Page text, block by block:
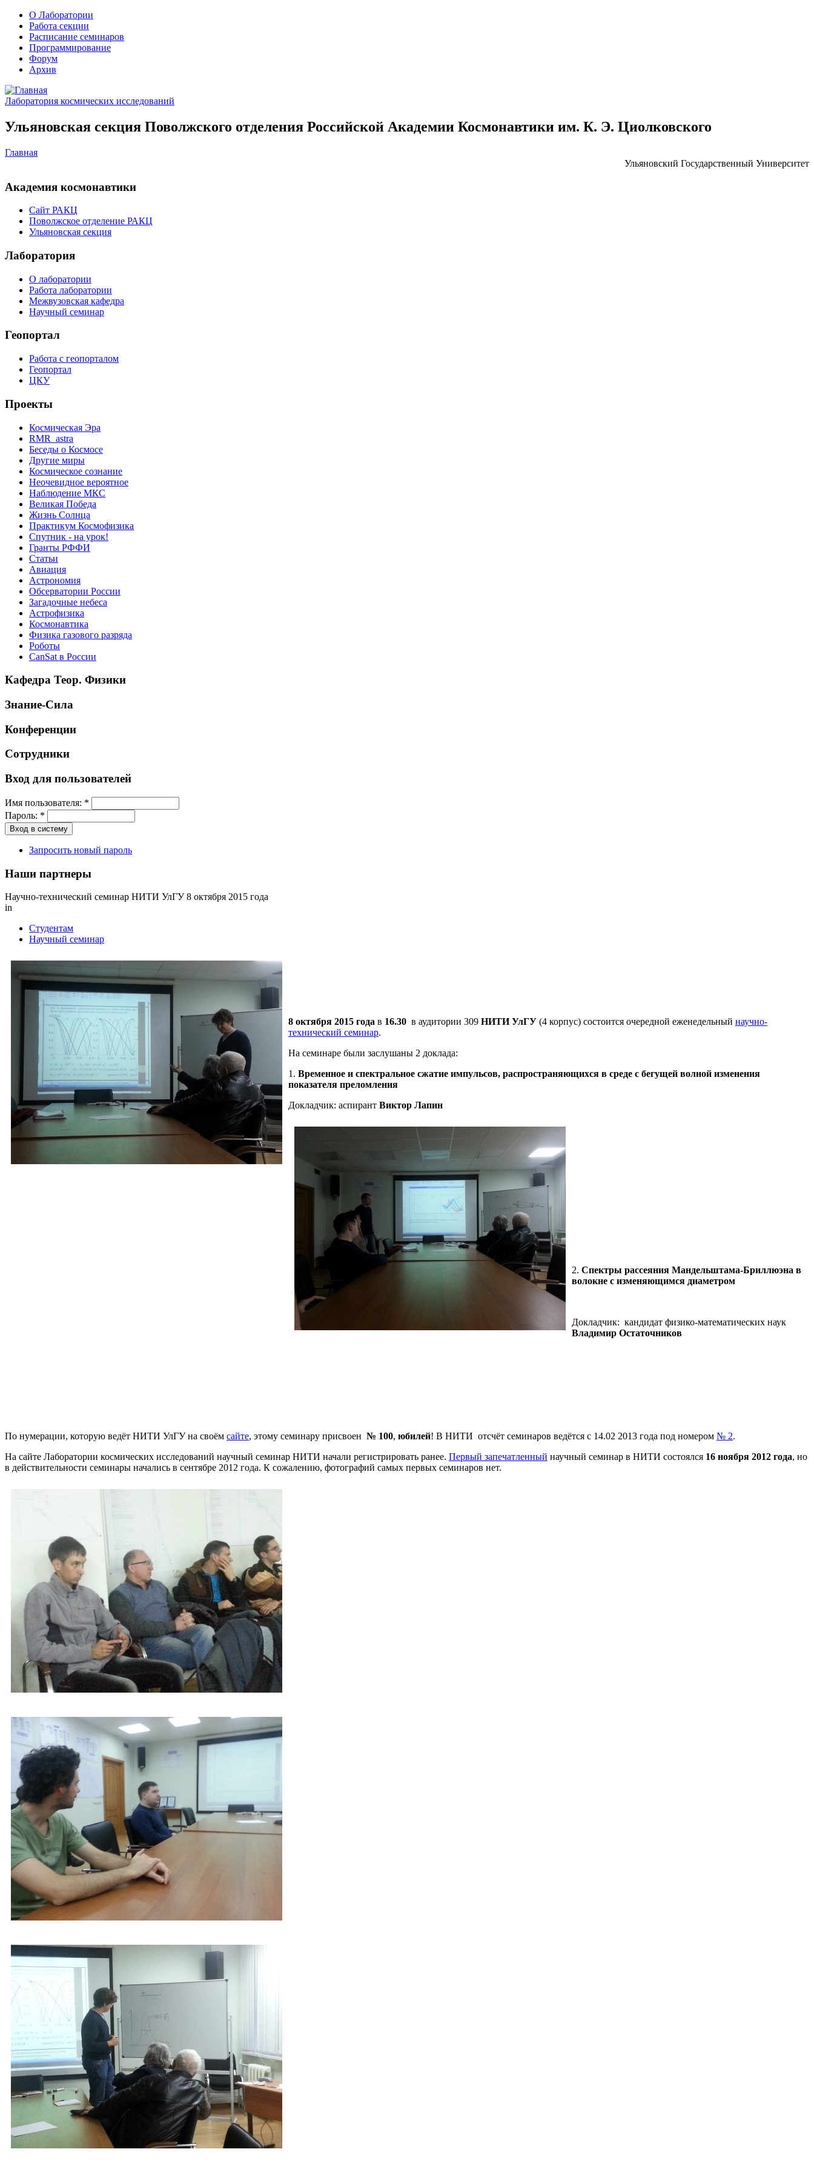
О Лаборатории
Работа секции
Расписание семинаров
Программирование
Форум
Архив
Лаборатория космических исследований
Ульяновская секция Поволжского отделения Российской Академии Космонавтики им. К. Э. Циолковского
Главная
Ульяновский Государственный Университет
Академия космонавтики
Сайт РАКЦ
Поволжское отделение РАКЦ
Ульяновская секция
Лаборатория
О лаборатории
Работа лаборатории
Межвузовская кафедра
Научный семинар
Геопортал
Работа с геопорталом
Геопортал
ЦКУ
Проекты
Космическая Эра
RMR_astra
Беседы о Космосе
Другие миры
Космическое сознание
Неочевидное вероятное
Наблюдение МКС
Великая Победа
Жизнь Солнца
Практикум Космофизика
Спутник - на урок!
Гранты РФФИ
Статьи
Авиация
Астрономия
Обсерватории России
Загадочные небеса
Астрофизика
Космонавтика
Физика газового разряда
Роботы
CanSat в России
Кафедра Теор. Физики
Знание-Сила
Конференции
Сотрудники
Вход для пользователей
Имя пользователя: *
Пароль: *
Запросить новый пароль
Наши партнеры
Научно-технический семинар НИТИ УлГУ 8 октября 2015 года
in
Студентам
Научный семинар
8 октября 2015 года в 16.30 в аудитории 309 НИТИ УлГУ (4 корпус) состоится очередной еженедельный научно-
технический семинар.
На семинаре были заслушаны 2 доклада:
1. Временное и спектральное сжатие импульсов, распространяющихся в среде с бегущей волной изменения
показателя преломления
Докладчик: аспирант Виктор Лапин
2. Спектры рассеяния Мандельштама-Бриллюэна в
волокне с изменяющимся диаметром
Докладчик: кандидат физико-математических наук
Владимир Остаточников
По нумерации, которую ведёт НИТИ УлГУ на своём сайте, этому семинару присвоен № 100, юбилей! В НИТИ отсчёт семинаров ведётся с 14.02 2013 года под номером № 2.
На сайте Лаборатории космических исследований научный семинар НИТИ начали регистрировать ранее. Первый запечатленный научный семинар в НИТИ состоялся 16 ноября 2012 года, но
в действительности семинары начались в сентябре 2012 года. К сожалению, фотографий самых первых семинаров нет.